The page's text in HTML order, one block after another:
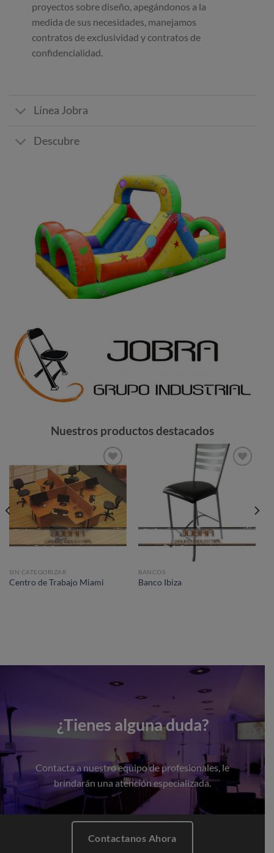
proyectos sobre diseño, apegándonos a la
medida de sus necesidades, manejamos
contratos de exclusividad y contratos de
confidencialidad.
Línea Jobra
Descubre
Nuestros productos destacados
Añadir
lista de
deseos
SIN CATEGORIZAR
Centro de Trabajo Miami
BANCOS
Banco Ibiza
¿Tienes alguna duda?
Contacta a nuestro equipo de profesionales, le
brindarán una atención especializada.
Contactanos Ahora